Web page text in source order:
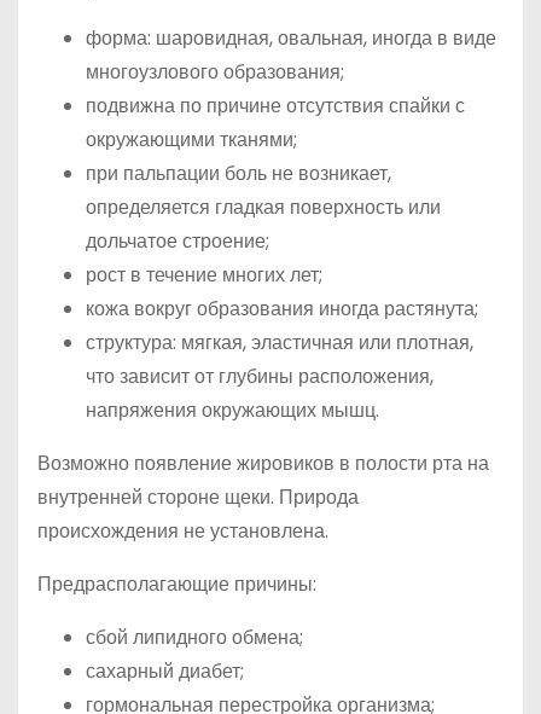
форма: шаровидная, овальная, иногда в виде
многоузлового образования;
подвижна по причине отсутствия спайки с
окружающими тканями;
при пальпации боль не возникает,
определяется гладкая поверхность или
дольчатое строение;
рост в течение многих лет;
кожа вокруг образования иногда растянута;
структура: мягкая, эластичная или плотная,
что зависит от глубины расположения,
напряжения окружающих мышц.
Возможно появление жировиков в полости рта на
внутренней стороне щеки. Природа
происхождения не установлена.
Предрасполагающие причины:
сбой липидного обмена;
сахарный диабет;
гормональная перестройка организма;